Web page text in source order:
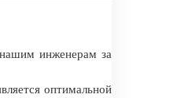
инженерам за
оптимальной